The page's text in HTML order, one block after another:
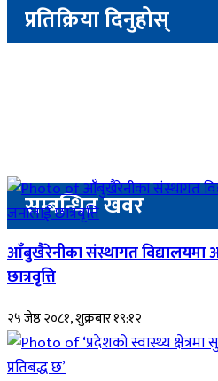
प्रतिक्रिया दिनुहोस्
सम्बन्धित खवर
आँबुखैरेनीका संस्थागत विद्यालयमा
छात्रवृत्ति
२५ जेष्ठ २०८१, शुक्रबार १९:१२